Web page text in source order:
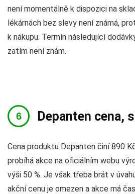
není momentálně k dispozici na
lékárnách bez slevy není známá,
k nákupu. Termín následující
zatím není znám.
Depanten cena,
Cena produktu Depanten činí 890
probíhá akce na oficiálním webu
výši 50 %. Je však třeba brát v
akční cenu je omezen a akce má